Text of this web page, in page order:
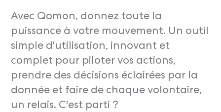
Avec Qomon, donnez toute la
puissance à votre mouvement. Un outil
simple d'utilisation, innovant et
complet pour piloter vos actions,
prendre des décisions éclairées par la
donnée et faire de chaque volontaire,
un relais. C'est parti ?